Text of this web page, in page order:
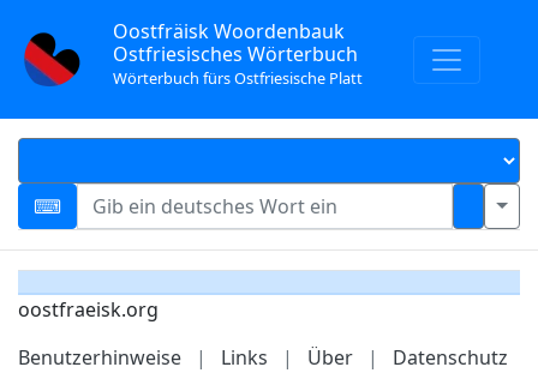
Oostfräisk Woordenbauk
Ostfriesisches Wörterbuch
Wörterbuch fürs Ostfriesische Platt
oostfraeisk.org
Benutzerhinweise
| Links | Über | Datenschutz